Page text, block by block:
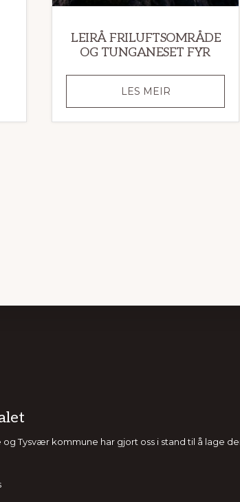
LEIRÅ FRILUFTSOMRÅDE
OG TUNGANESET FYR
LES MEIRLEIRÅ
OG
Tysvær kommune har gjort oss i stand til å lage